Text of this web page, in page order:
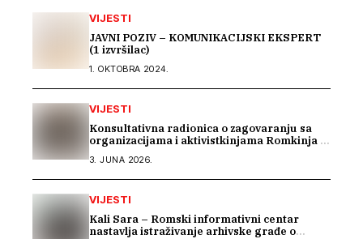
VIJESTI
JAVNI POZIV – KOMUNIKACIJSKI EKSPERT
(1 izvršilac)
1. OKTOBRA 2024.
VIJESTI
Konsultativna radionica o zagovaranju sa
organizacijama i aktivistkinjama Romkinja i
3. JUNA 2026.
VIJESTI
Kali Sara – Romski informativni centar
nastavlja istraživanje arhivske građe o